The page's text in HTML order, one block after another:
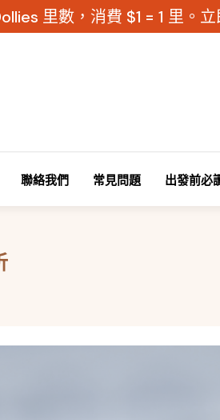
里數，消費 $1 = 1 里。立
聯絡我們 常見問題 出發前必